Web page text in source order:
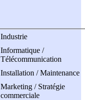
Industrie
Informatique /
Télécommunication
Installation / Maintenance
Marketing / Stratégie
commerciale